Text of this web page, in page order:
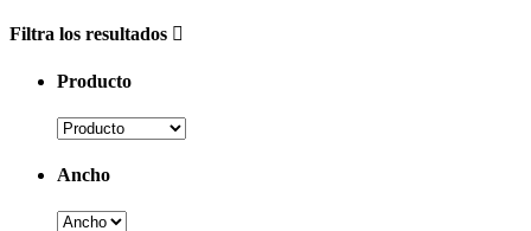
Filtra los resultados
Producto
Ancho